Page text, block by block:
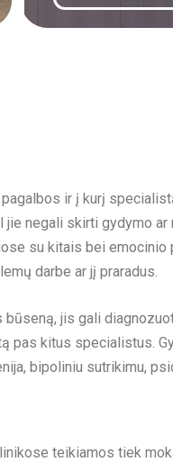
ir į kurį
negali skirti gydymo
su kitais bei
darbe ar jį praradus.
jis gali
kitus specialistus.
bipoliniu sutrikimu,
teikiamos tiek